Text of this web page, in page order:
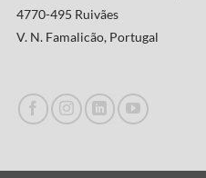
4770-495 Ruivães
V. N. Famalicão, Portugal